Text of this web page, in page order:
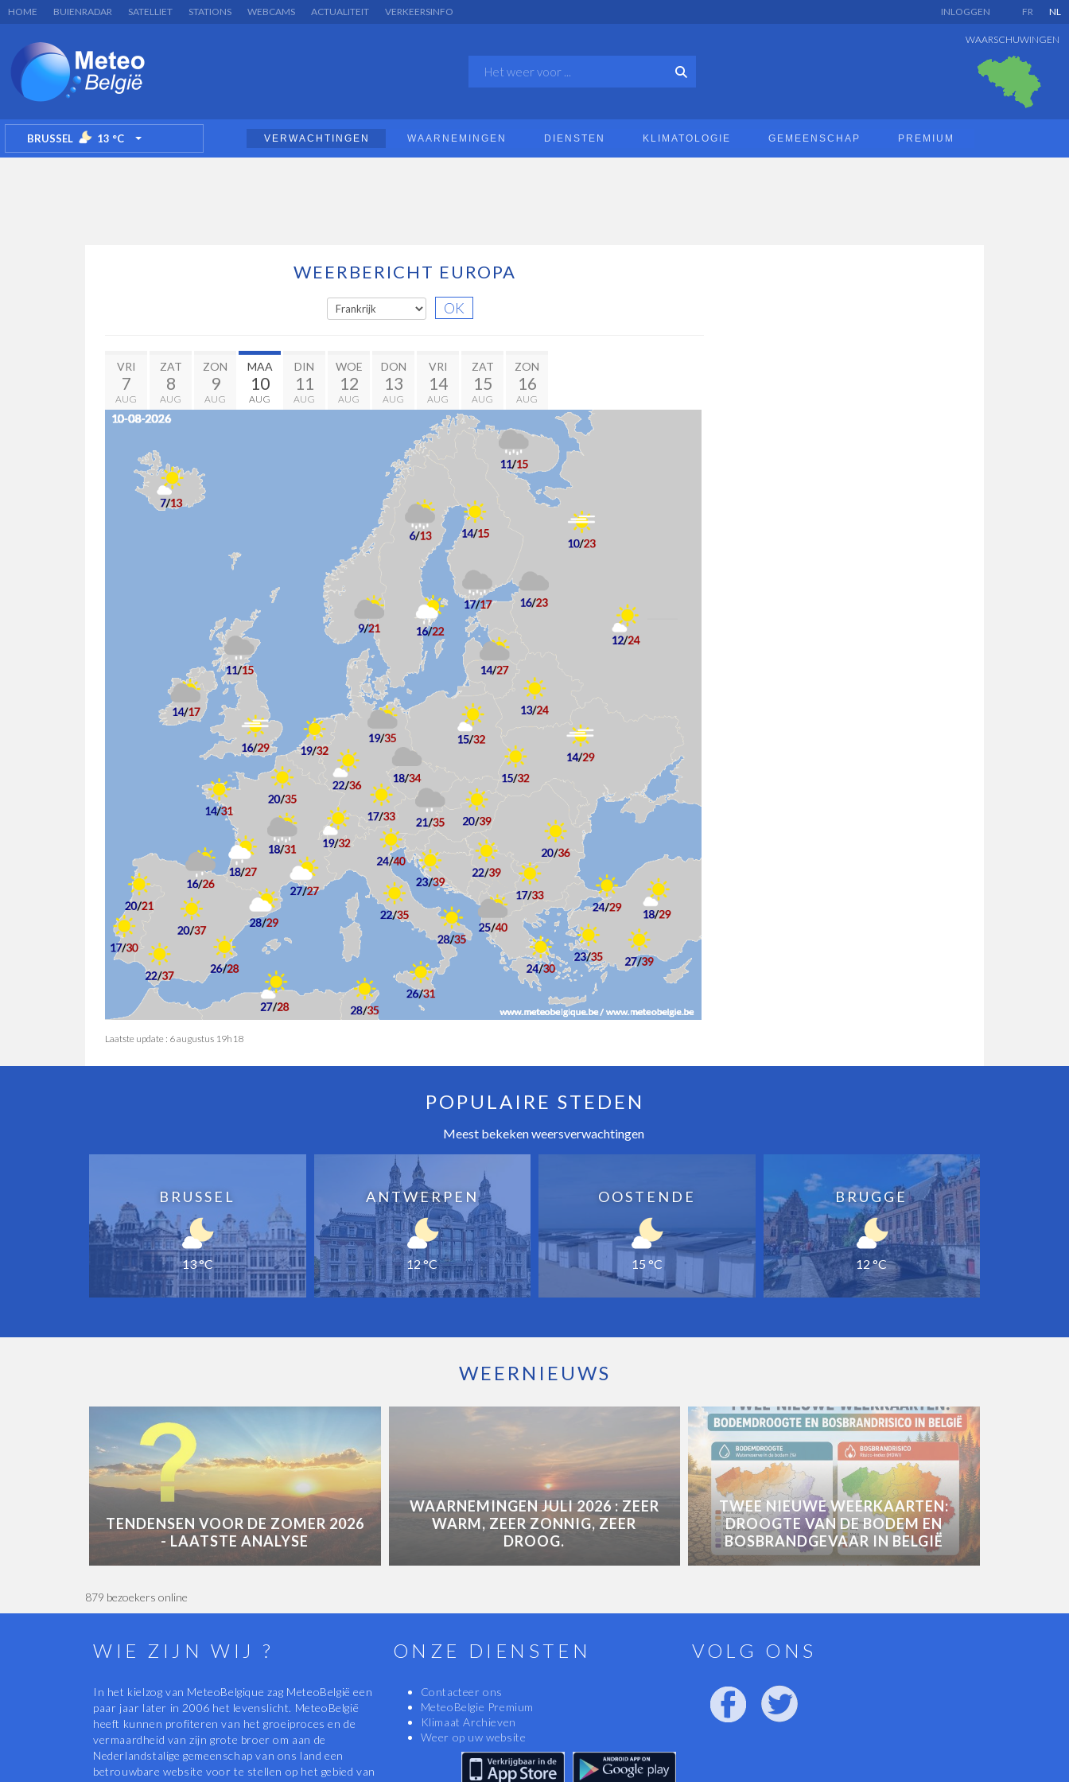
HOME BUIENRADAR SATELLIET STATIONS WEBCAMS ACTUALITEIT VERKEERSINFO FR NL
INLOGGEN
WAARSCHUWINGEN
BRUSSEL 13 °C TOGGLE DROPDOWN VERWACHTINGEN WAARNEMINGEN DIENSTEN KLIMATOLOGIE GEMEENSCHAP PREMIUM
WEERBERICHT EUROPA
VRI
7
AUG
ZAT
8
AUG
ZON
9
AUG
MAA
10
AUG
DIN
11
AUG
WOE
12
AUG
DON
13
AUG
VRI
14
AUG
ZAT
15
AUG
ZON
16
AUG
Laatste update : 6 augustus 19h18
POPULAIRE STEDEN
Meest bekeken weersverwachtingen
BRUSSEL
13 °C
ANTWERPEN
12 °C
OOSTENDE
15 °C
BRUGGE
12 °C
WEERNIEUWS
TENDENSEN VOOR DE ZOMER 2026
- LAATSTE ANALYSE
WAARNEMINGEN JULI 2026 : ZEER
WARM, ZEER ZONNIG, ZEER
DROOG.
TWEE NIEUWE WEERKAARTEN:
DROOGTE VAN DE BODEM EN
BOSBRANDGEVAAR IN BELGIË
879 bezoekers online
WIE ZIJN WIJ ?
In het kielzog van MeteoBelgique zag MeteoBelgië een
paar jaar later in 2006 het levenslicht. MeteoBelgië
heeft kunnen profiteren van het groeiproces en de
vermaardheid van zijn grote broer om aan de
Nederlandstalige gemeenschap van ons land een
betrouwbare website voor te stellen op het gebied van
ONZE DIENSTEN
Contacteer ons
MeteoBelgie Premium
Klimaat Archieven
Weer op uw website
VOLG ONS